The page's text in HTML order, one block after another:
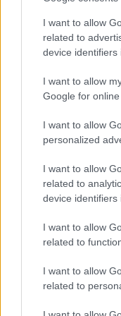
I want to allow
related to
device identifiers
I want to allow
Google for
I want to allow
personalized
I want to allow
related to
device identifiers
I want to allow
related to
I want to allow
related to
Γεννήθηκα
εποχή ήταν η
Έπαιζα εκεί με
μιλούσαμε.
αγάπη και
αυτές. Για όλες
Υπενθυμίζεται
δικογραφία που
του, ο ηθοποιός
συνάδελφο του
άλλες δύο
Σε δύο από τις